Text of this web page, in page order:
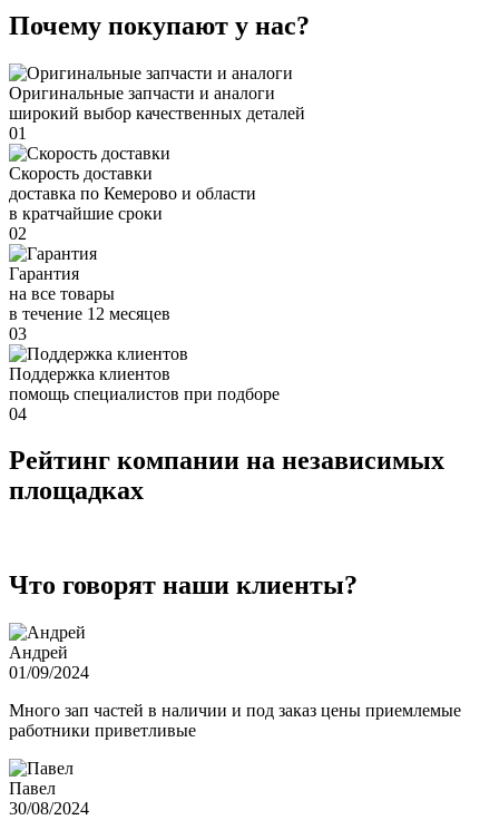
Почему покупают у нас?
Оригинальные запчасти и аналоги
широкий выбор качественных деталей
01
Скорость доставки
доставка по Кемерово и области
в кратчайшие сроки
02
Гарантия
на все товары
в течение 12 месяцев
03
Поддержка клиентов
помощь специалистов при подборе
04
Рейтинг компании на независимых
площадках
Что говорят наши клиенты?
Андрей
01/09/2024
Много зап частей в наличии и под заказ цены приемлемые
работники приветливые
Павел
30/08/2024